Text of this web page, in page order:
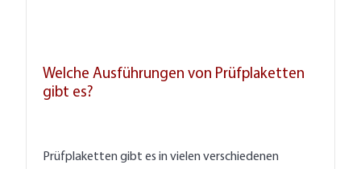
Welche Ausführungen von Prüfplaketten
gibt es?
Prüfplaketten gibt es in vielen verschiedenen